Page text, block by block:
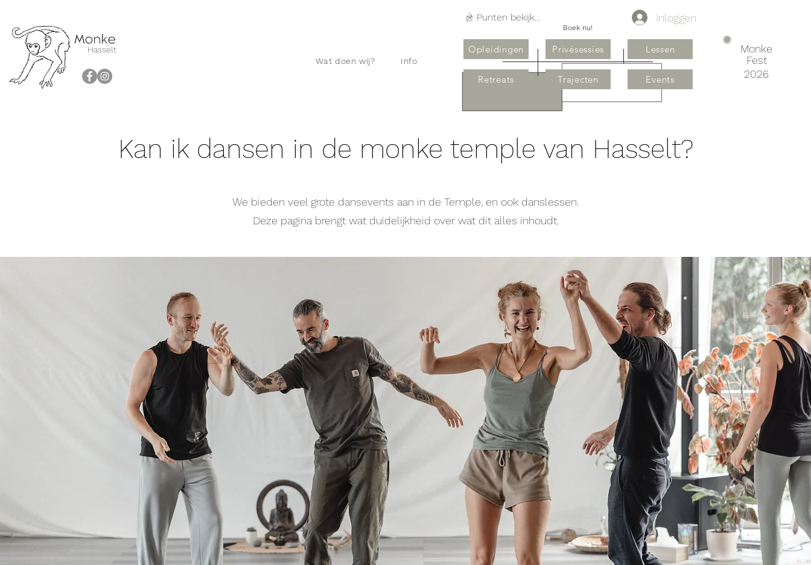
Hasselt
Wat doen wij?
Info
Boek nu!
Privésessies
Trajecten
Lessen
Events
Inloggen
Opleidingen
Retreats
Punten bekijken
Monke
Fest
2026
Kan ik dansen in de monke temple van Hasselt?
We bieden veel grote dansevents aan in de Temple, en ook danslessen.
Deze pagina brengt wat duidelijkheid over wat dit alles inhoudt.